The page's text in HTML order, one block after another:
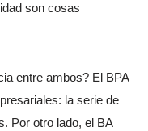
son cosas
entre ambos? El BPA
la serie de
Por otro lado, el BA